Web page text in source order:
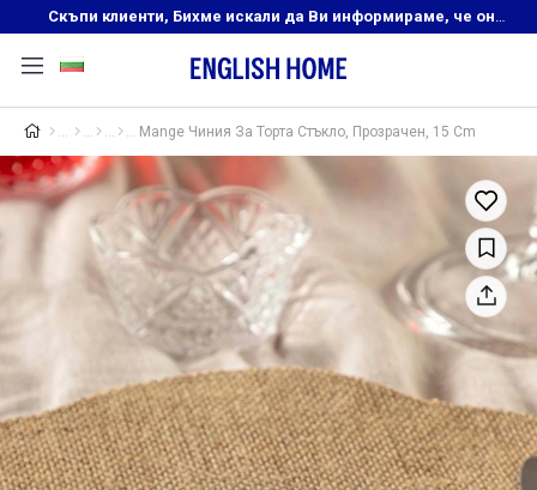
Скъпи клиенти, Бихме искали да Ви информираме, че онлайн магазинът на English Home преустановява своята дейност. Прекрасният ни и усмихнат екип ,Ви очаква в нашите физически магазини, където ще откриете любимите си продукти! Благодарим Ви, че сте част от семейството на Еnglish Home!
Mange Чиния За Торта Стъкло, Прозрачен, 15 Cm